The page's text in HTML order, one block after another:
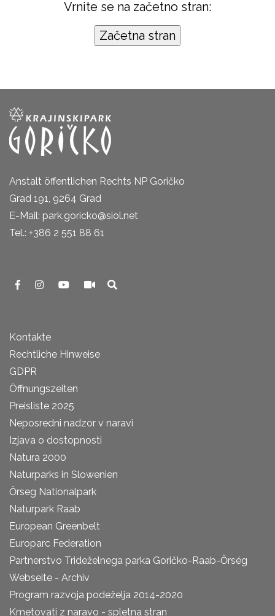
Vrnite se na začetno stran:
Anstalt öffentlichen Rechts NP Goričko
Grad 191, 9264 Grad
E-Mail: park.goricko@siol.net
Tel.: +386 2 551 88 61
Kontakte
Rechtliche Hinweise
GDPR
Öffnungszeiten
Preisliste 2025
Neposredni nadzor v naravi
Izjava o dostopnosti
Natura 2000
Naturparks in Slowenien
Őrseg Nationalpark
Naturpark Raab
European Greenbelt
Europarc Federation
Partnerstvo Trideželnega parka Goričko-Raab-Őrség
Webseite - Archiv
Program razvoja podeželja 2014-2020
Kmetovati z naravo - spletna stran